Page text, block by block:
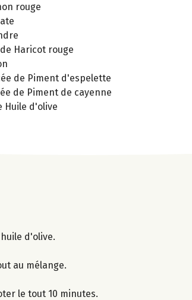
rouge
Haricot rouge
de Piment d'espelette
de Piment de cayenne
Huile d'olive
d'olive.
au mélange.
le tout 10 minutes.